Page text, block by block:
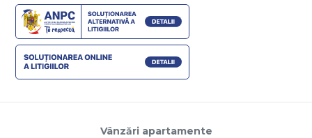
Vânzări apartamente